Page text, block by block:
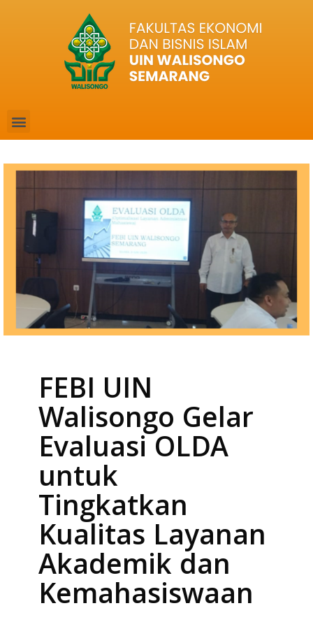
FEBI UIN
Walisongo Gelar
Evaluasi OLDA
untuk
Tingkatkan
Kualitas Layanan
Akademik dan
Kemahasiswaan